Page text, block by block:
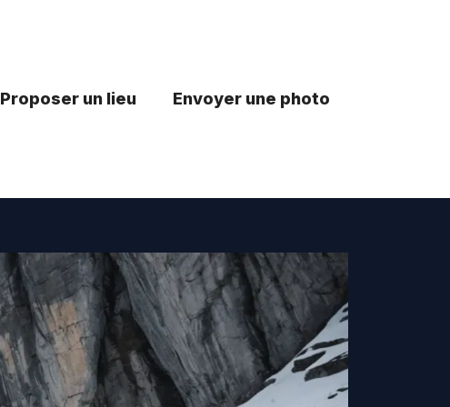
Proposer un lieu Envoyer une photo